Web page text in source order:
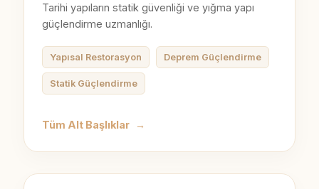
Tarihi yapıların statik güvenliği ve yığma yapı
güçlendirme uzmanlığı.
Yapısal Restorasyon Deprem Güçlendirme
Statik Güçlendirme
Tüm Alt Başlıklar →